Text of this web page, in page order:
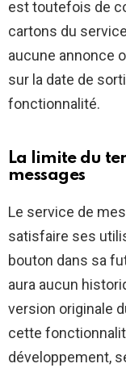
est toutefois de
cartons du
aucune annonce
sur la date de
fonctionnalité.
La limite du
messages
Le service de
satisfaire ses
bouton dans sa
aura aucun
version originale
cette
développement,